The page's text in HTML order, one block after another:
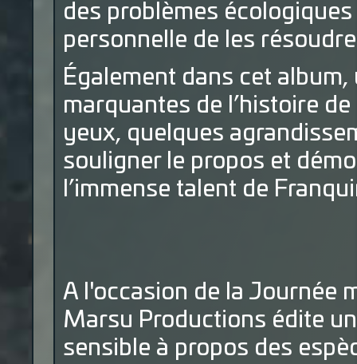
des problèmes
personnelle de les
Également dans cet
marquantes de l’histoire
yeux, quelques
souligner le propos et
l’immense talent de
A l'occasion de la Journée
Marsu Productions édite
sensible à propos des